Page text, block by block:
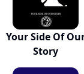
Your Side Of
Story